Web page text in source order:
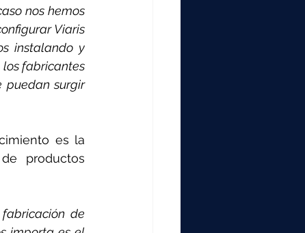
nos hemos
Viaris
instalando y
los fabricantes
puedan surgir
es la
productos
de